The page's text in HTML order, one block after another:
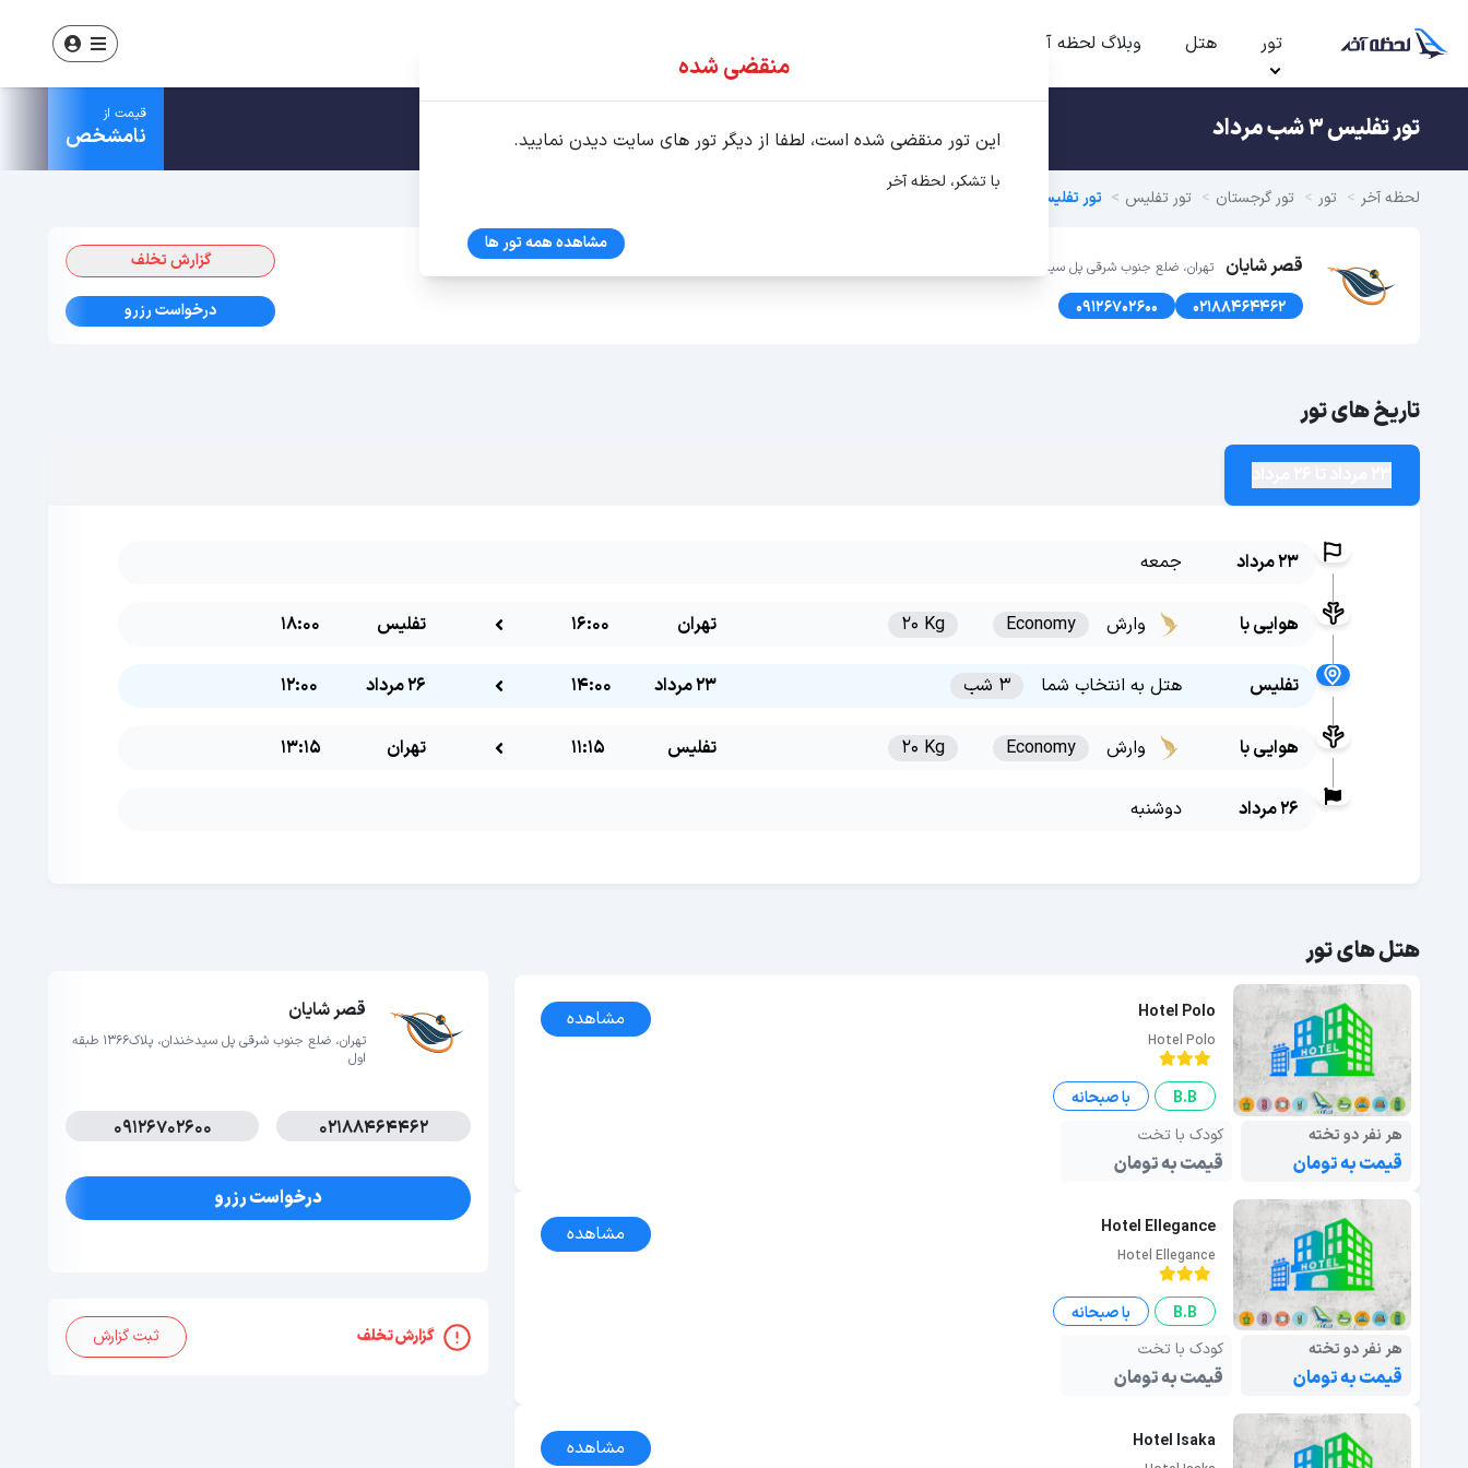
تور هتل وبلاگ لحظه آخر
تور تفلیس 3 شب مرداد قیمت از
نامشخص
لحظه آخر تور تور گرجستان تور تفلیس تور تفلیس تابستان 1405
قصر شایان تهران، ضلع جنوب شرقی پل سیدخندان، پلاک1366 طبقه اول
02188464462
09126702600
گزارش تخلف
درخواست رزرو
تاریخ های تور
23 مرداد جمعه
هوایی با وارش Economy
20 Kg تهران 16:00 تفلیس 18:00
تفلیس هتل به انتخاب شما 3 شب 23 مرداد 14:00 26 مرداد 12:00
هوایی با وارش Economy
20 Kg تفلیس 11:15 تهران 13:15
26 مرداد دوشنبه
هتل های تور
Hotel Polo
Hotel Polo
مشاهده
B.B
با صبحانه
هر نفر دو تخته
قیمت به تومان
کودک با تخت
قیمت به تومان
Hotel Ellegance
Hotel Ellegance
مشاهده
B.B
با صبحانه
هر نفر دو تخته
قیمت به تومان
کودک با تخت
قیمت به تومان
Hotel Isaka مشاهده
قصر شایان
تهران، ضلع جنوب شرقی پل سیدخندان، پلاک1366 طبقه
اول
02188464462
09126702600
درخواست رزرو
گزارش تخلف ثبت گزارش
منقضی شده
این تور منقضی شده است، لطفا از دیگر تور های سایت دیدن نمایید.
با تشکر، لحظه آخر
مشاهده همه تور ها